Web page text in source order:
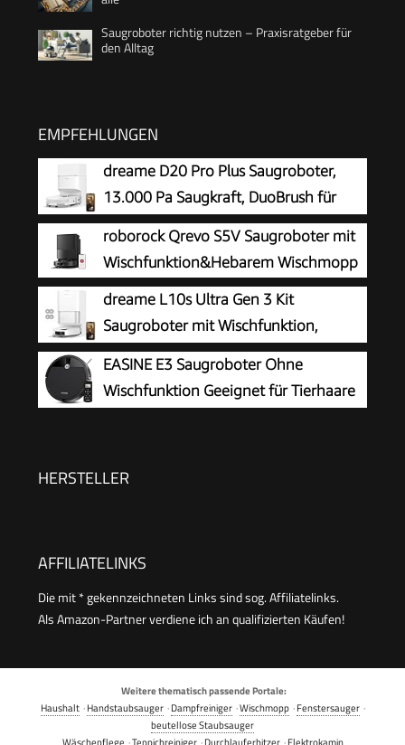
Saugroboter richtig nutzen – Praxisratgeber für
den Alltag
EMPFEHLUNGEN
dreame D20 Pro Plus Saugroboter,
13.000 Pa Saugkraft, DuoBrush für
Tierhaare, Eckenrein, Selbstentl,
Hindernisverm. m. LDS-Navigation & Laser,
saugt und wischt, Hartböden & Teppiche, 5.200
mAh Akku
roborock Qrevo S5V Saugroboter mit
Wischfunktion&Hebarem Wischmopp
dreame L10s Ultra Gen 3 Kit
Saugroboter mit Wischfunktion,
25.000 Pa
EASINE E3 Saugroboter Ohne
Wischfunktion Geeignet für Tierhaare
HERSTELLER
AFFILIATELINKS
Die mit * gekennzeichneten Links sind sog. Affiliatelinks.
Als Amazon-Partner verdiene ich an qualifizierten Käufen!
Weitere thematisch passende Portale:
Haushalt·Handstaubsauger·Dampfreiniger·Wischmopp·Fenstersauger·
beutellose Staubsauger
Wäschepflege ·Teppichreiniger·Durchlauferhitzer·Elektrokamin